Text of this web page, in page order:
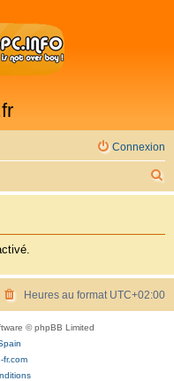
Connexion
e
c
Heures au format UTC+02:00
© phpBB Limited
fr.com